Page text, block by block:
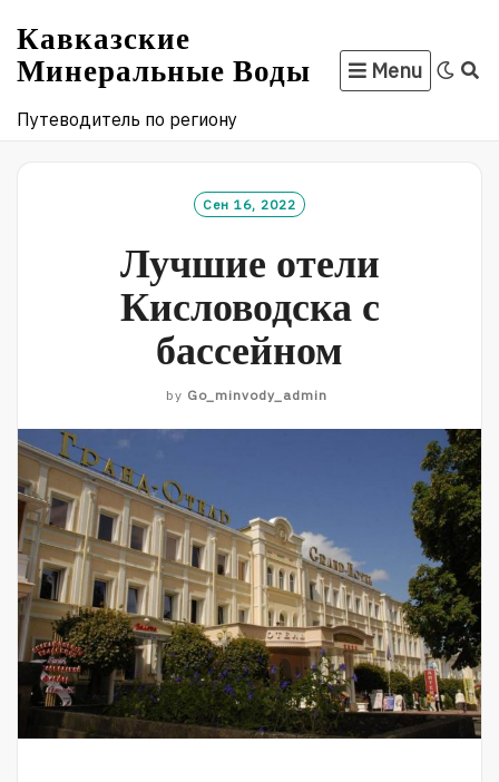
to
content
Кавказские
Минеральные Воды
Путеводитель по региону
Menu
Сен 16, 2022
Лучшие отели
Кисловодска с
бассейном
by Go_minvody_admin